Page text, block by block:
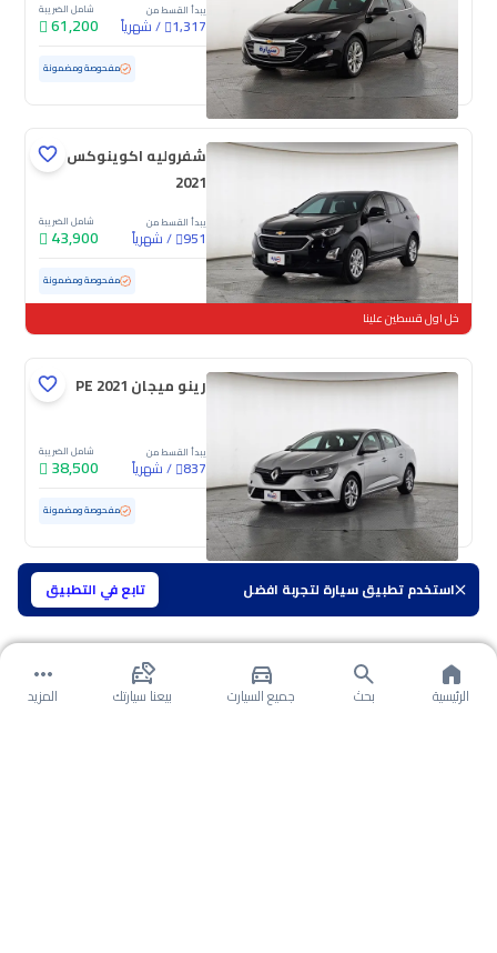
استخدم تطبيق سيارة لتجربة افضل تابع في التطبيق
يبدأ القسط من
1,317
/شهرياً
شامل الضريبة
61,200
مستعملة 55,442 كم ممشى قليل مفحوصة ومضمونة
شفروليه اكوينوكس LS
2021
يبدأ القسط من
951
/شهرياً
شامل الضريبة
43,900
مستعملة 130,085 كم مفحوصة ومضمونة
خل اول قسطين علينا
رينو ميجان PE 2021
يبدأ القسط من
837
/شهرياً
شامل الضريبة
38,500
مستعملة 83,311 كم مفحوصة ومضمونة
الرئيسية بحث جميع السيارت بيعنا سيارتك المزيد